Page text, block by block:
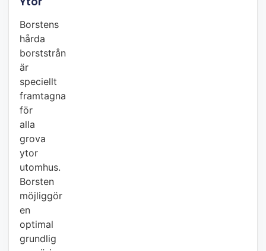
Borstens
hårda
borststrån
är
speciellt
framtagna
för
alla
grova
ytor
utomhus.
Borsten
möjliggör
en
optimal
grundlig